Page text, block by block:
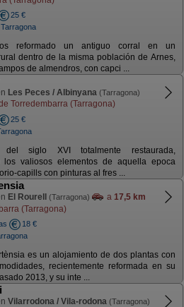
25 €
reformado un antiguo corral en un
dentro de la misma población de Arnes,
de almendros, con capci ...
Les Peces / Albinyana (Tarragona)
Torredembarra (Tarragona)
25 €
siglo XVI totalmente restaurada,
los valiosos elementos de aquella epoca
capills con pinturas al fres ...
El Rourell (Tarragona) a 17,5 km
(Tarragona)
18 €
es un alojamiento de dos plantas con
recientemente reformada en su
2013, y su inte ...
Vilarrodona / Vila-rodona (Tarragona)